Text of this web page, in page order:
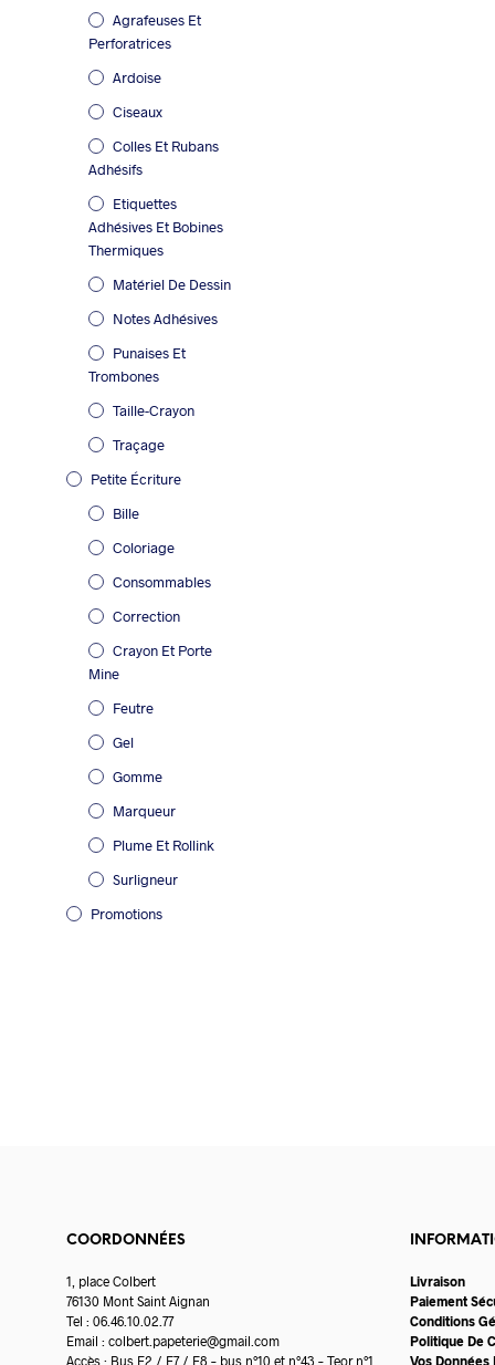
Agrafeuses Et
Perforatrices
Ardoise
Ciseaux
Colles Et Rubans
Adhésifs
Etiquettes
Adhésives Et Bobines
Thermiques
Matériel De Dessin
Notes Adhésives
Punaises Et
Trombones
Taille-Crayon
Traçage
Petite Écriture
Bille
Coloriage
Consommables
Correction
Crayon Et Porte
Mine
Feutre
Gel
Gomme
Marqueur
Plume Et Rollink
Surligneur
Promotions
COORDONNÉES
1, place Colbert
76130 Mont Saint Aignan
Tel : 06.46.10.02.77
Email : colbert.papeterie@gmail.com
Accès : Bus F2 / F7 / F8 – bus n°10 et n°43 – Teor n°1
Livraison
Paiement
Conditions
Politique De
Vos